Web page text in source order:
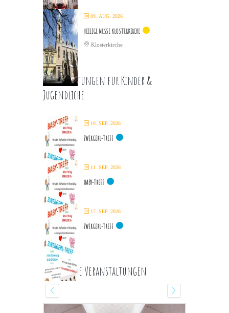
09. AUG. 2026
HEILIGE MESSE KLOSTERKIRCHE
Klosterkirche
Veranstaltungen für Kinder &
Jugendliche
10. SEP. 2026
ZWERGERL-TREFF
11. SEP. 2026
BABY-TREFF
17. SEP. 2026
ZWERGERL-TREFF
Kommende Veranstaltungen